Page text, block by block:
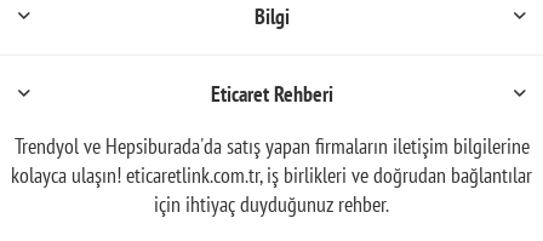
Bilgi
Eticaret Rehberi
Trendyol ve Hepsiburada'da satış yapan firmaların iletişim bilgilerine
kolayca ulaşın! eticaretlink.com.tr, iş birlikleri ve doğrudan bağlantılar
için ihtiyaç duyduğunuz rehber.